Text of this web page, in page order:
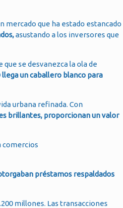
mercado que ha estado estancado
asustando a los inversores que
que se desvanezca la ola de
llega un caballero blanco para
urbana refinada. Con
brillantes, proporcionan un valor
comercios
préstamos respaldados
millones. Las transacciones